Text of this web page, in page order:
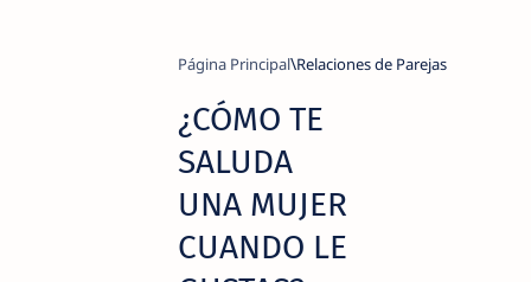
Página Principal Relaciones de Parejas
¿CÓMO TE
SALUDA
UNA MUJER
CUANDO LE